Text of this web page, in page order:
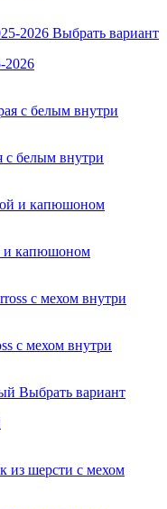
Выбрать вариант
2026
с белым внутри
и капюшоном
с мехом внутри
Выбрать вариант